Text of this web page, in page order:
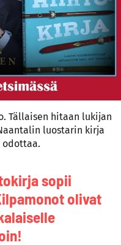
Tällaisen hitaan lukijan
luostarin kirja
odottaa.
sopii
olivat